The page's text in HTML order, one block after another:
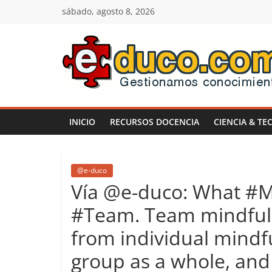
sábado, agosto 8, 2026
E-
duco:
Gestión
del
Conocimiento
Learn
Do
INICIO RECURSOS DOCENCIA CIENCIA &
@e-duco
Vía @e-duco: What
#Team. Team
from individual
group as a whole,